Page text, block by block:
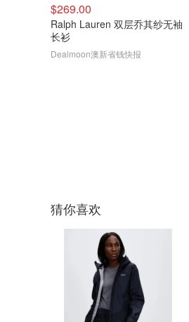
$269.00
Ralph Lauren 双层乔其纱无袖
长衫
Dealmoon澳新省钱快报
猜你喜欢